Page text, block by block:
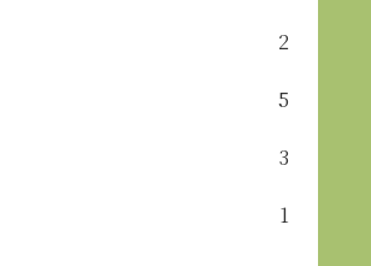
2
5
3
1